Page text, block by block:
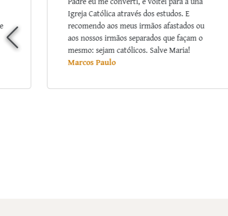
Deus a oportunidade de renovação de
minha consagração através desse curso
TÃO MARAVILHOSO. Gostei tanto! Quantas
vezes me emocionei com tanto amor que o
senhor deixava em suas palavras, na forma
continue a abençoar seu ministério e Nossa